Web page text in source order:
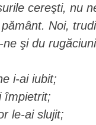
cereşti, nu
Noi,
şi du
i-ai iubit;
împietrit;
le-ai slujit;